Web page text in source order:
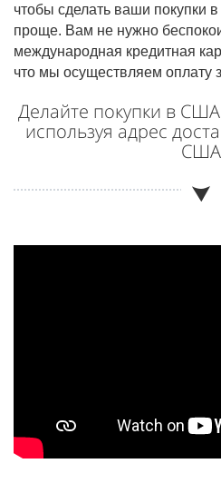
чтобы сделать ваши покупки
проще. Вам не нужно
международная кредитная
что мы осуществляем оплату
Делайте покупки в
используя адрес